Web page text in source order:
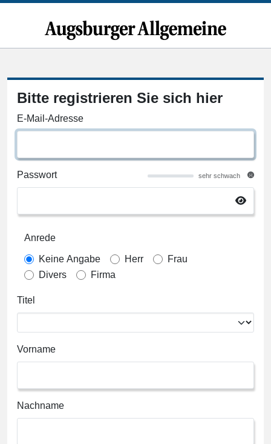
Bitte registrieren Sie sich hier
E-Mail-Adresse
Passwort sehr schwach
Anrede
Keine Angabe Herr
Frau
Divers
Firma
Titel
Vorname
Nachname